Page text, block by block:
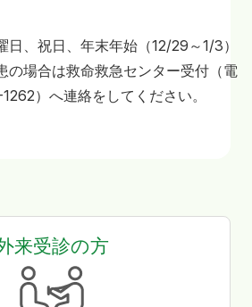
合わせ
日、祝日、年末年始（12/29～1/3）
の場合は救命救急センター受付（電
）へ連絡をしてください。
来受診の方